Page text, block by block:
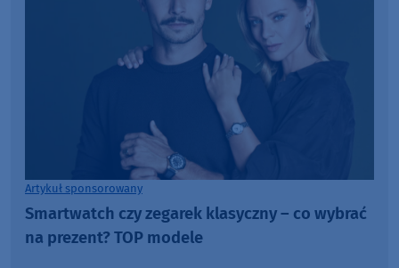
Artykuł sponsorowany
Smartwatch czy zegarek klasyczny – co wybrać
na prezent? TOP modele